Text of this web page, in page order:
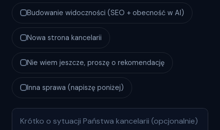
Budowanie widoczności (SEO + obecność w AI)
Nowa strona kancelarii
Nie wiem jeszcze, proszę o rekomendację
Inna sprawa (napiszę poniżej)